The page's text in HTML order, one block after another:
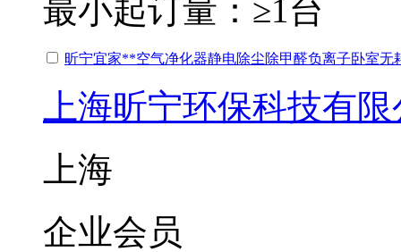
最小起订量： ≥1台
昕宁宜家**空气净化器静电除尘除甲醛负离子卧室无
上海昕宁环保科技有
上海
企业会员